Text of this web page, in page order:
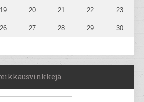
19 20 21 22 23
26 27 28 29 30